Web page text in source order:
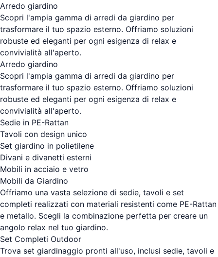
Arredo giardino
Scopri l'ampia gamma di arredi da giardino per
trasformare il tuo spazio esterno. Offriamo soluzioni
robuste ed eleganti per ogni esigenza di relax e
convivialità all'aperto.
Arredo giardino
Scopri l'ampia gamma di arredi da giardino per
trasformare il tuo spazio esterno. Offriamo soluzioni
robuste ed eleganti per ogni esigenza di relax e
convivialità all'aperto.
Sedie in PE-Rattan
Tavoli con design unico
Set giardino in polietilene
Divani e divanetti esterni
Mobili in acciaio e vetro
Mobili da Giardino
Offriamo una vasta selezione di sedie, tavoli e set
completi realizzati con materiali resistenti come PE-Rattan
e metallo. Scegli la combinazione perfetta per creare un
angolo relax nel tuo giardino.
Set Completi Outdoor
Trova set giardinaggio pronti all'uso, inclusi sedie, tavoli e